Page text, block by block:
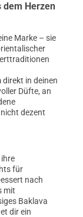
dem Herzen
Marke – sie
in deinen
Düfte, an
dezent
für
nach
mit
Baklava
dir ein